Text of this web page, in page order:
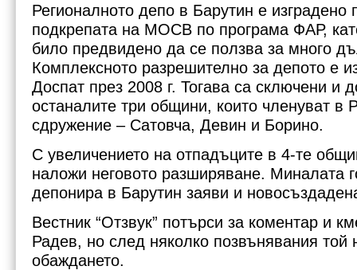
Регионалното депо в Барутин е изградено
подкрепата на МОСВ по програма ФАР,
било предвидено да се ползва за много
Комплексното разрешително за депото е
Доспат през 2008 г. Тогава са сключени и
останалите три общини, които членуват в
сдружение – Сатовча, Девин и Борино.
С увеличението на отпадъците в 4-те
наложи неговото разширяване. Миналата
депонира в Барутин заяви и
Вестник “Отзвук” потърси за коментар и
Радев, но след няколко позвънявания той
обаждането.